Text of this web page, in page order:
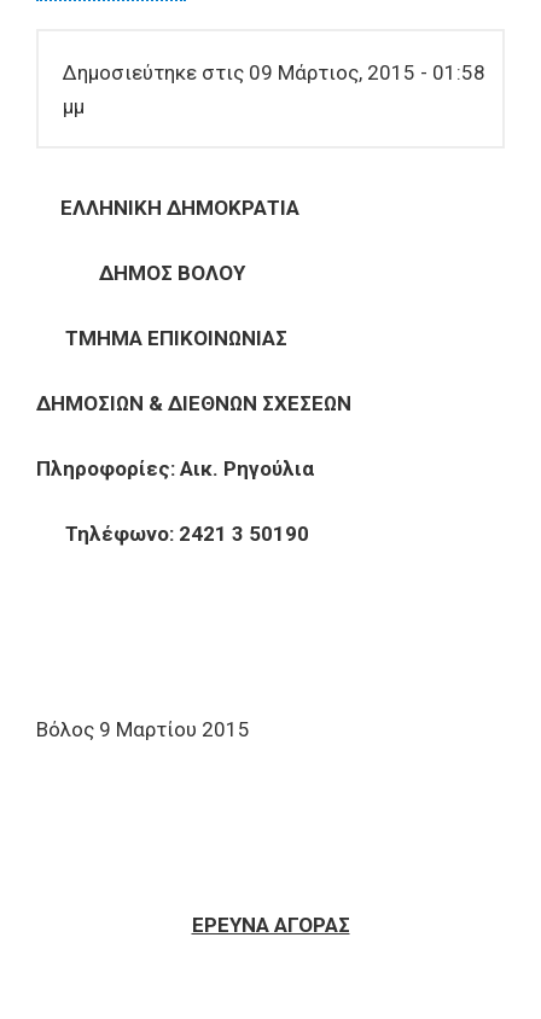
Δημοσιεύτηκε στις 09 Μάρτιος, 2015 - 01:58
μμ
ΕΛΛΗΝΙΚΗ ΔΗΜΟΚΡΑΤΙΑ
ΔΗΜΟΣ ΒΟΛΟΥ
ΤΜΗΜΑ ΕΠΙΚΟΙΝΩΝΙΑΣ
ΔΗΜΟΣΙΩΝ & ΔΙΕΘΝΩΝ ΣΧΕΣΕΩΝ
Πληροφορίες: Αικ. Ρηγούλια
Τηλέφωνο: 2421 3 50190
Βόλος 9 Μαρτίου 2015
ΕΡΕΥΝΑ ΑΓΟΡΑΣ